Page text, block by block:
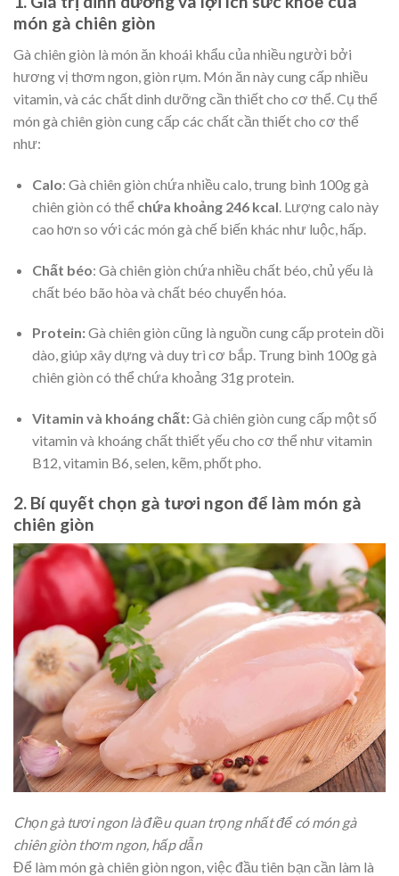
món gà chiên giòn
Gà chiên giòn là món ăn khoái khẩu của nhiều người bởi
hương vị thơm ngon, giòn rụm. Món ăn này cung cấp nhiều
vitamin, và các chất dinh dưỡng cần thiết cho cơ thể. Cụ thể
món gà chiên giòn cung cấp các chất cần thiết cho cơ thể
như:
Calo: Gà chiên giòn chứa nhiều calo, trung bình 100g gà
chiên giòn có thể chứa khoảng 246 kcal . Lượng calo này
cao hơn so với các món gà chế biến khác như luộc, hấp.
Chất béo: Gà chiên giòn chứa nhiều chất béo, chủ yếu là
chất béo bão hòa và chất béo chuyển hóa.
Protein:Gà chiên giòn cũng là nguồn cung cấp protein dồi
dào, giúp xây dựng và duy trì cơ bắp. Trung bình 100g gà
chiên giòn có thể chứa khoảng 31g protein.
Vitamin và khoáng chất:Gà chiên giòn cung cấp một số
vitamin và khoáng chất thiết yếu cho cơ thể như vitamin
B12, vitamin B6, selen, kẽm, phốt pho.
2. Bí quyết chọn gà tươi ngon để làm món gà
chiên giòn
Chọn gà tươi ngon là điều quan trọng nhất để có món gà
chiên giòn thơm ngon, hấp dẫn
Để làm món gà chiên giòn ngon, việc đầu tiên bạn cần làm là